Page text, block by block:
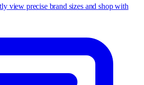
view precise brand sizes and shop with